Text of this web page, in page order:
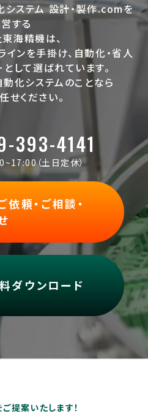
システム 設計・製作.comを
する
海精機は、
ンを手掛け、自動化・省人
して選ばれています。
動化システムのことなら
せください。
393-4141
（土日定休）
依頼・ご相談・
ダウンロード
提案いたします！